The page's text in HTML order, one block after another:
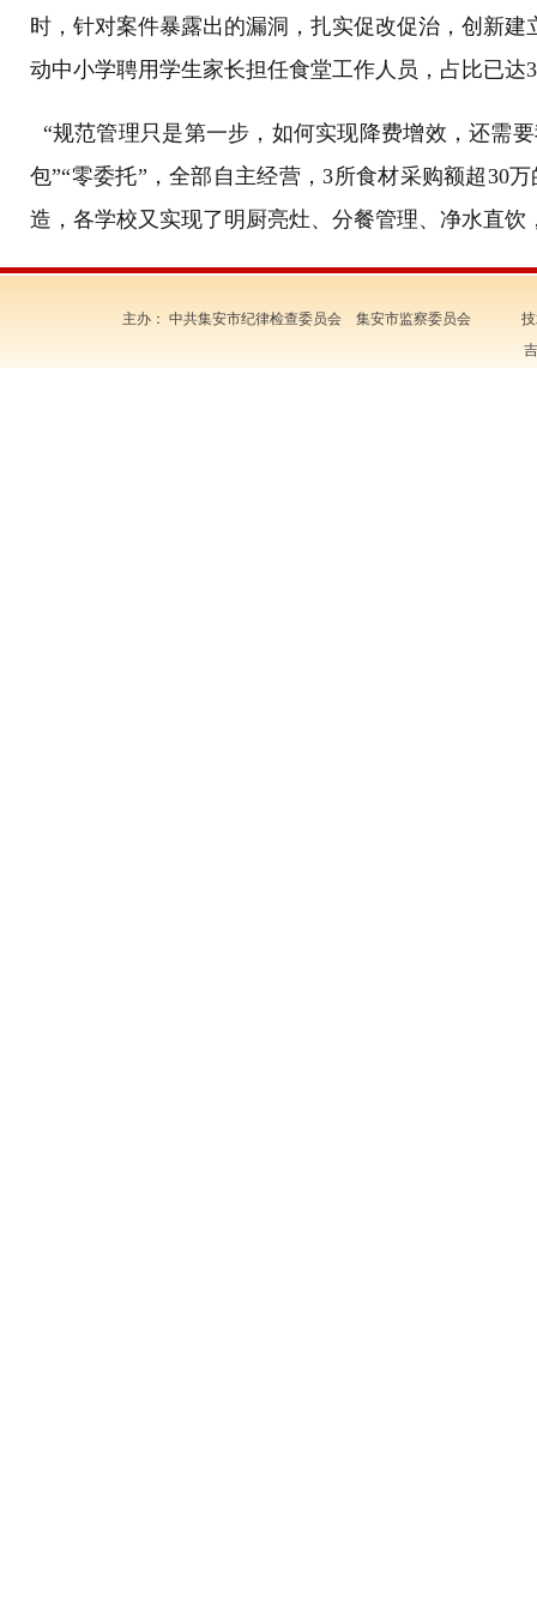
时，针对案件暴露出的漏洞，扎实促改促治，创新
动中小学聘用学生家长担任食堂工作人员，占比已达
“规范管理只是第一步，如何实现降费增效，还需
包”“零委托”，全部自主经营，3所食材采购额超30
造，各学校又实现了明厨亮灶、分餐管理、净水直饮
主办： 中共集安市纪律检查委员会 集安市监察委员会 技